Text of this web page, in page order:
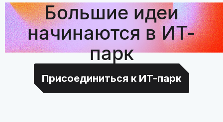
Большие идеи
начинаются в ИТ-
парк
Присоединиться к ИТ-парк